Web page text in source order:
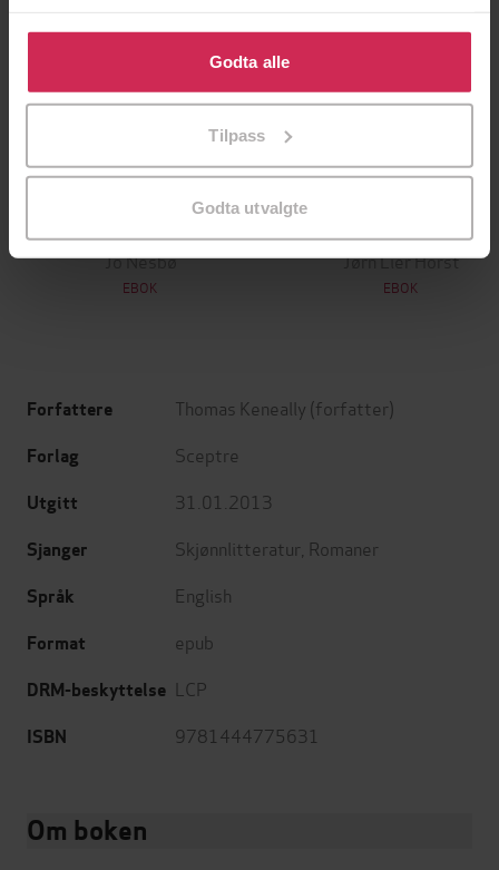
Klikk på «Godta alle» for å gi oss ditt samtykke til å
bruke cookies for alle disse formålene. Du kan også
tilpasse ditt samtykke til spesifikke formål ved å klikke
Godta alle
Tilpass
Godta utvalgte
Minnesota
Jo Nesbø
EBOK
Utskudd
Jørn Lier Horst
EBOK
Forfattere Thomas Keneally (forfatter)
Forlag Sceptre
Utgitt 31.01.2013
Sjanger Skjønnlitteratur Romaner
Språk English
Format epub
DRM-beskyttelse LCP
ISBN 9781444775631
Om boken